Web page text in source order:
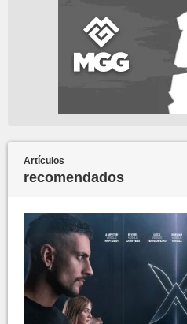
Artículos
recomendados